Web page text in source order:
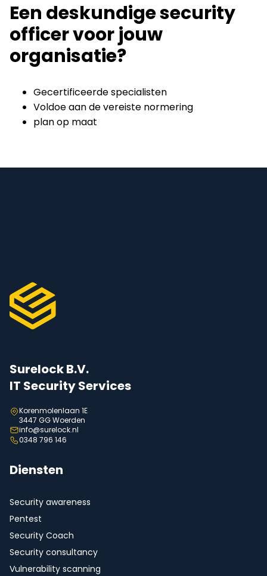
Een deskundige security
officer voor jouw
organisatie?
Gecertificeerde specialisten
Voldoe aan de vereiste normering
plan op maat
Surelock B.V.
IT Security Services
Korenmolenlaan 1E
3447 GG Woerden
info@surelock.nl
0348 796 146
Diensten
Security awareness
Pentest
Security Coach
Security consultancy
Vulnerability scanning